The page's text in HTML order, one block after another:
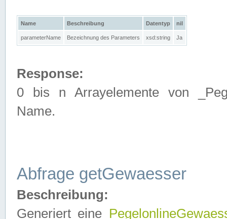
Name Beschreibung Datentyp nil
parameterName Bezeichnung des Parameters xsd:string Ja
Response:
0 bis n Arrayelemente von
Name.
Abfrage getGewaesser
Beschreibung:
Generiert eine